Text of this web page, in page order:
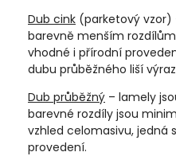
Dub cink (parketový vzor)
barevně menším
vhodné i přírodní
dubu průběžného liší
Dub průběžný – lamely
barevné rozdíly jsou
vzhled celomasivu, jedná
provedení.